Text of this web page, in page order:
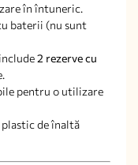
în întuneric.
baterii (nu sunt
2 rezerve cu
pentru o utilizare
de înaltă